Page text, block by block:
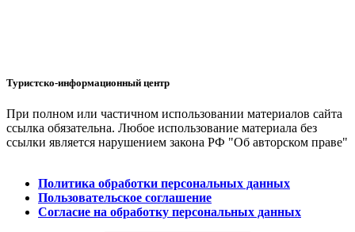
Туристско-информационный центр
При полном или частичном использовании материалов сайта
ссылка обязательна. Любое использование материала без
ссылки является нарушением закона РФ "Об авторском праве"
Политика обработки персональных данных
Пользовательское соглашение
Согласие на обработку персональных данных